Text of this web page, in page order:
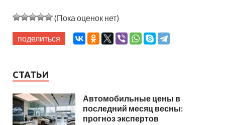
(Пока оценок нет)
поделиться
СТАТЬИ
Автомобильные цены в
последний месяц весны:
прогноз экспертов